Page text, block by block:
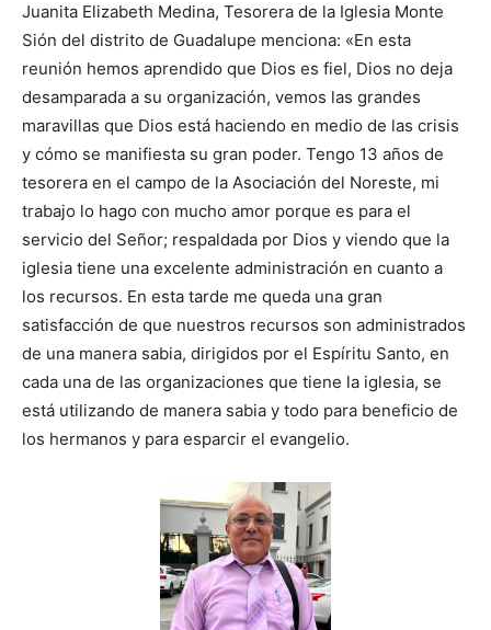
Juanita Elizabeth Medina, Tesorera de la Iglesia Monte
Sión del distrito de Guadalupe menciona: «En esta
reunión hemos aprendido que Dios es fiel, Dios no deja
desamparada a su organización, vemos las grandes
maravillas que Dios está haciendo en medio de las crisis
y cómo se manifiesta su gran poder. Tengo 13 años de
tesorera en el campo de la Asociación del Noreste, mi
trabajo lo hago con mucho amor porque es para el
servicio del Señor; respaldada por Dios y viendo que la
iglesia tiene una excelente administración en cuanto a
los recursos. En esta tarde me queda una gran
satisfacción de que nuestros recursos son administrados
de una manera sabia, dirigidos por el Espíritu Santo, en
cada una de las organizaciones que tiene la iglesia, se
está utilizando de manera sabia y todo para beneficio de
los hermanos y para esparcir el evangelio.